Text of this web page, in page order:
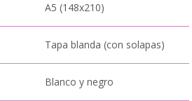
A5 (148x210)
Tapa blanda (con solapas)
Blanco y negro